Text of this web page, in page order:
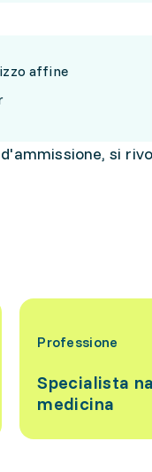
affine
si
Professione
Specialista
medicina